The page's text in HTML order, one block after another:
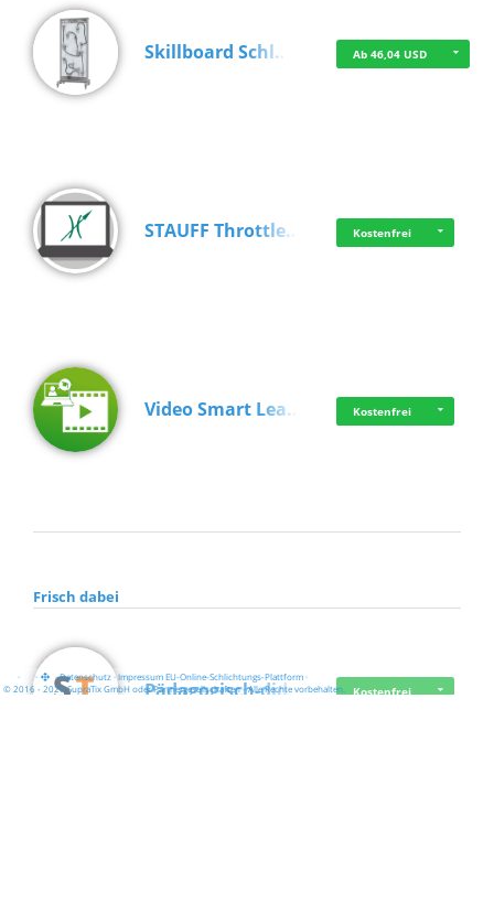
Skillboard Schl… Ab 46,04 USD
STAUFF Throttle… Kostenfrei
Video Smart Lea… Kostenfrei
Frisch dabei
Pädagogisch-did… Kostenfrei
· · ·Datenschutz·Impressum EU-Online-Schlichtungs-Plattform·
© 2016 - 2026 SupraTix GmbH oder Partnergesellschaften - Alle Rechte vorbehalten.